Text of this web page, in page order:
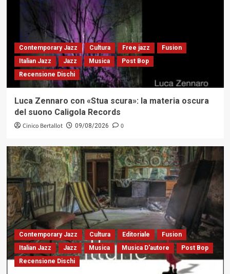
Contemporary Jazz Cultura Free jazz
Fusion
Italian Jazz
Jazz Musica
Post Bop
Recensione Dischi
Luca Zennaro con «Stua scura»: la materia oscura
del suono Caligola Records
Cinico Bertallot 09/08/2026 0
Contemporary Jazz Cultura Editoriale
Fusion
Italian Jazz
Jazz Musica Musica D'autore
Post Bop
Recensione Dischi